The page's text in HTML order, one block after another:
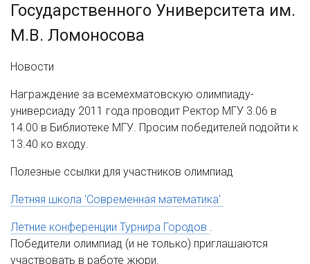
Государственного Университета им.
М.В. Ломоносова
Новости
Награждение за всемехматовскую олимпиаду-
универсиаду 2011 года проводит Ректор МГУ 3.06 в
14.00 в Библиотеке МГУ. Просим победителей подойти к
13.40 ко входу.
Полезные ссылки для участников олимпиад
Летняя школа 'Современная математика'
Летние конференции Турнира Городов .
Победители олимпиад (и не только) приглашаются
участвовать в работе жюри.